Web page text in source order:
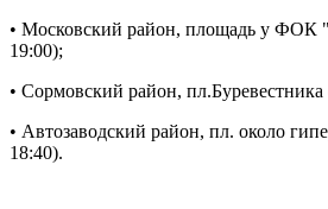
• Московский район, площадь у ФОК
19:00);
• Сормовский район, пл.Буревестника
• Автозаводский район, пл. около
18:40).